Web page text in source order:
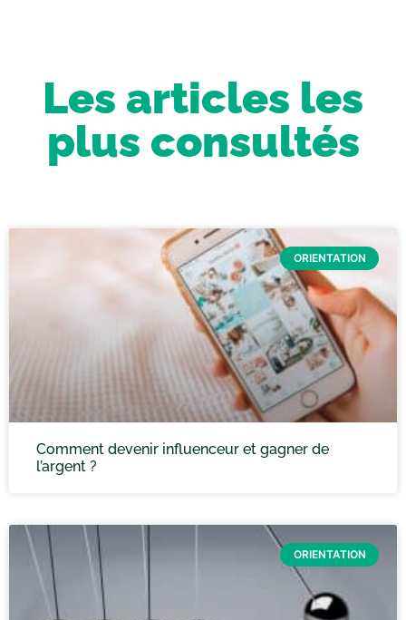
Les articles les
plus consultés
ORIENTATION
Comment devenir influenceur et gagner de
l’argent ?
ORIENTATION